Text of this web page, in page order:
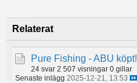
Relaterat
Pure Fishing - ABU köpt!
24 svar 2 507 visningar 0 gillar
Senaste inlägg 2025-12-21, 13:53